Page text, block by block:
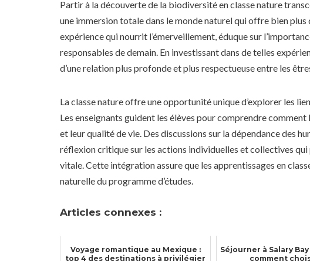
Partir à la découverte de la biodiversité en classe nature
une immersion totale dans le monde naturel qui offre bien plus
expérience qui nourrit l’émerveillement, éduque sur
responsables de demain. En investissant dans de telles
d’une relation plus profonde et plus respectueuse entre les
La classe nature offre une opportunité unique d’explorer les
Les enseignants guident les élèves pour comprendre
et leur qualité de vie. Des discussions sur la dépendance des
réflexion critique sur les actions individuelles et collectives
vitale. Cette intégration assure que les apprentissages en
naturelle du programme d’études.
Articles connexes :
Voyage romantique au Mexique :
top 4 des destinations à privilégier
Séjourner à Salary
comment